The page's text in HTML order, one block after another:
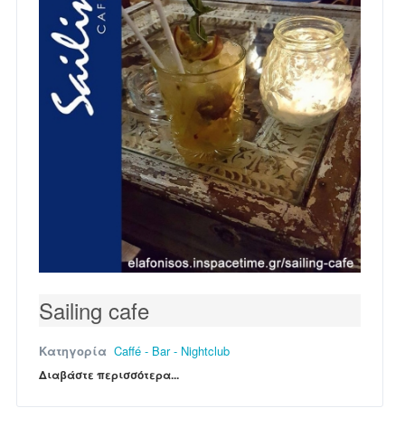
Sailing cafe
Κατηγορία Caffé - Bar - Nightclub
Διαβάστε περισσότερα...